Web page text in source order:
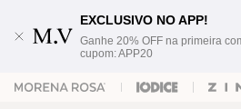
EXCLUSIVO NO APP!
Ganhe 20% OFF na primeira
cupom: APP20